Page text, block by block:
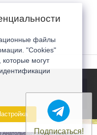
Анатольевич © 2007-2026
Подписаться!
файлы
"Cookies"
могут